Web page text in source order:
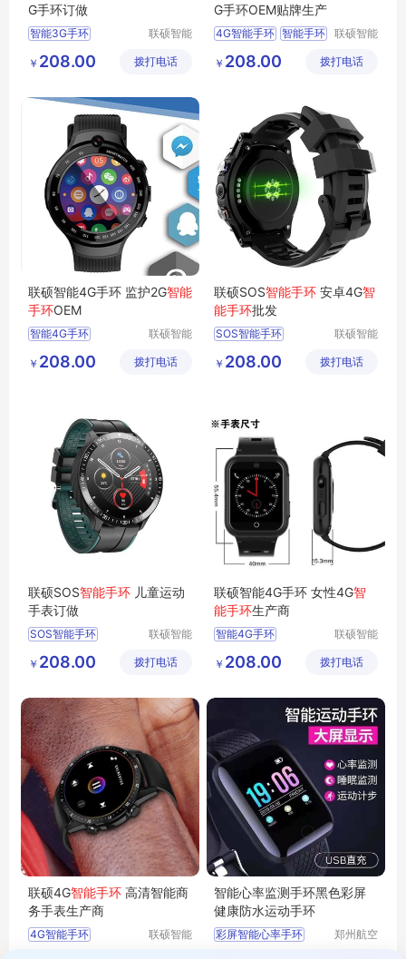
G手环订做
智能3G手环
蓝牙智能手表
联硕智能
有限公司
￥ 208.00 拨打电话
G手环OEM贴牌生产
4G智能手环 智能手环
联硕智能
有限公司
￥ 208.00 拨打电话
联硕智能4G手环 监护2G智能
手环OEM
智能4G手环
蓝牙智能健康运动手环
联硕智能
有限公司
￥ 208.00 拨打电话
联硕SOS智能手环 安卓4G智
能手环批发
SOS智能手环
智能商务手表
联硕智能
有限公司
￥ 208.00 拨打电话
联硕SOS智能手环 儿童运动
手表订做
SOS智能手环
智能2G手环
联硕智能
有限公司
￥ 208.00 拨打电话
联硕智能4G手环 女性4G智
能手环生产商
智能4G手环
联硕智能
有限公司
￥ 208.00 拨打电话
联硕4G智能手环 高清智能商
务手表生产商
4G智能手环
联硕智能
智能心率监测手环黑色彩屏
健康防水运动手环
彩屏智能心率手环
郑州航空